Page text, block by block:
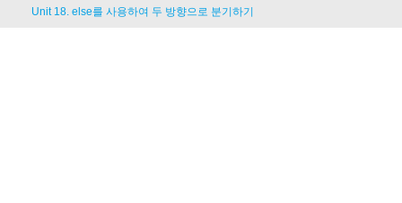
Unit 18. else를 사용하여 두 방향으로 분기하기